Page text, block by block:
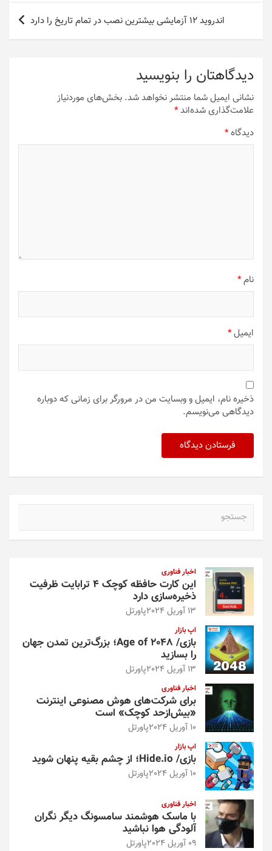
اندروید ۱۲ آزمایشی بیشترین نصب در تمام تاریخ را دارد
دیدگاهتان را بنویسید
نشانی ایمیل شما منتشر نخواهد شد. بخش‌های موردنیاز
علامت‌گذاری شده‌اند*
دیدگاه*
نام*
ایمیل*
ذخیره نام، ایمیل و وبسایت من در مرورگر برای زمانی که دوباره
دیدگاهی می‌نویسم.
اخبار فناوری
این کارت حافظه کوچک ۴ ترابایت ظرفیت
ذخیره‌سازی دارد
13 آوریل 2024 پاورتل
اپ بازار
بازی/ Age of 2048؛ بزرگ‌ترین تمدن جهان
را بسازید
13 آوریل 2024 پاورتل
اخبار فناوری
برای شرکت‌های هوش مصنوعی اینترنت
«بیش‌از‌حد کوچک» است
10 آوریل 2024 پاورتل
اپ بازار
بازی/ Hide.io؛ از چشم بقیه پنهان شوید
10 آوریل 2024 پاورتل
اخبار فناوری
با ماسک هوشمند سامسونگ دیگر نگران
آلودگی هوا نباشید
09 آوریل 2024 پاورتل